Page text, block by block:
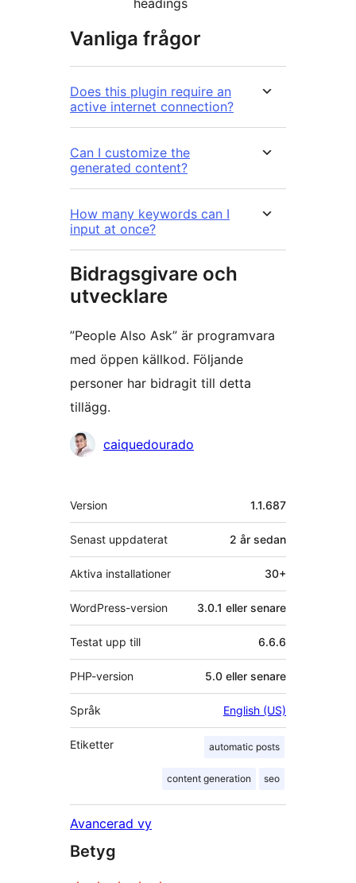
headings
Vanliga frågor
Does this plugin require an
active internet connection?
Can I customize the
generated content?
How many keywords can I
input at once?
Bidragsgivare och
utvecklare
”People Also Ask” är programvara
med öppen källkod. Följande
personer har bidragit till detta
tillägg.
Bidragandecaiquedourado
Meta
Version 1.1.687
Senast uppdaterat 2 år sedan
Aktiva installationer 30+
WordPress-version 3.0.1 eller senare
Testat upp till 6.6.6
PHP-version 5.0 eller senare
Språk English (US)
Etiketter automatic posts
content generation seo
Avancerad vy
Betyg